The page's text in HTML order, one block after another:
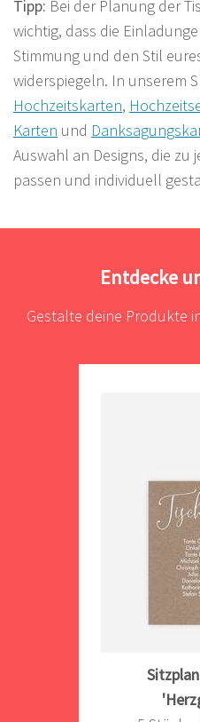
Tipp: Bei der Planung der
wichtig, dass die
Stimmung und den Stil
widerspiegeln. In unserem
Hochzeitskarten,
Karten und
Auswahl an Designs, die zu
passen und individuell
Entdecke
Gestalte deine Produkte